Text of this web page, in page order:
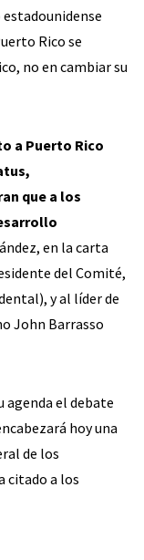
estadounidense
Rico se
no en cambiar su
a Puerto Rico
que a los
en la carta
del Comité,
y al líder de
John Barrasso
agenda el debate
hoy una
de los
citado a los